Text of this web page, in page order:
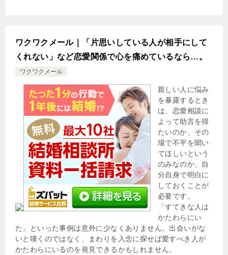
ワクワクメール｜「片思いしている人が相手にして
くれない」など恋愛関係で心を痛めているなら…。
ワクワクメール
親しい人に悩み
を暴露するとき
は、恋愛相談に
よって助言を得
たいのか、その
場で不平を聞い
てほしいという
のみなのか、自
分自身で明白に
しておくことが
必要です。
「すてきな人は
かたわらにい
た」といった事例は意外に少なくありません。出会いがな
いと嘆くのではなく、まわりを入念に探せば愛すべき人が
かたわらにいるのを発見できるかもしれません。